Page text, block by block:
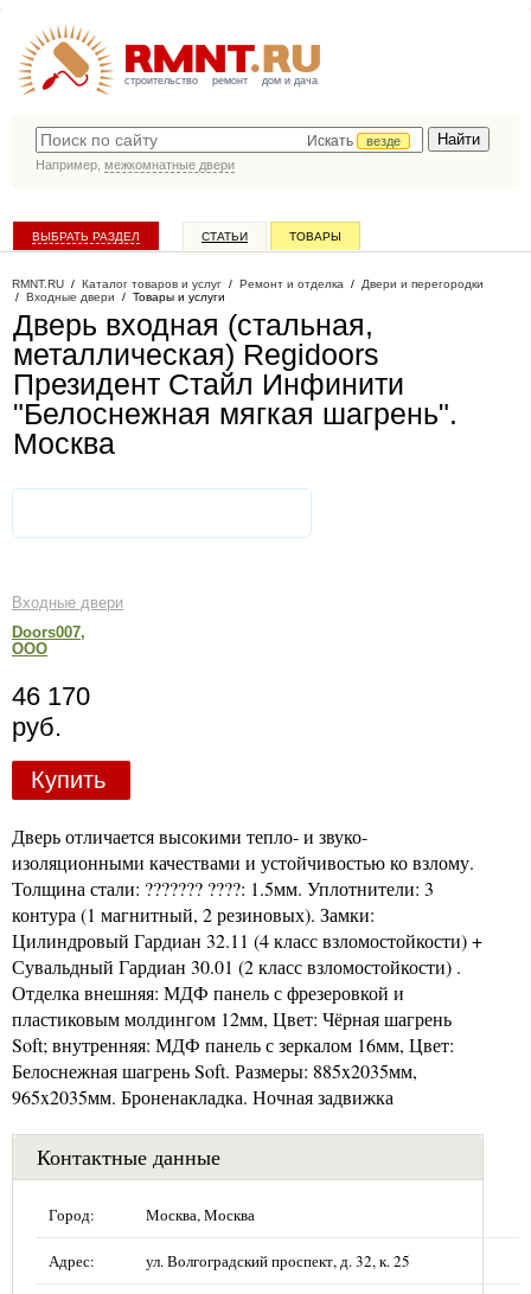
строительство ремонт дом и дача
Искать
везде
Например, межкомнатные двери
ВЫБРАТЬ РАЗДЕЛ СТАТЬИ ТОВАРЫ
RMNT.RU / Каталог товаров и услуг / Ремонт и отделка / Двери и перегородки
/ Входные двери / Товары и услуги
Дверь входная (стальная,
металлическая) Regidoors
Президент Стайл Инфинити
"Белоснежная мягкая шагрень".
Москва
Входные двери
Doors007,
ООО
46 170
руб.
Купить
Дверь отличается высокими тепло- и звуко-
изоляционными качествами и устойчивостью ко взлому.
Толщина стали: ??????? ????: 1.5мм. Уплотнители: 3
контура (1 магнитный, 2 резиновых). Замки:
Цилиндровый Гардиан 32.11 (4 класс взломостойкости) +
Сувальдный Гардиан 30.01 (2 класс взломостойкости) .
Отделка внешняя: МДФ панель с фрезеровкой и
пластиковым молдингом 12мм, Цвет: Чёрная шагрень
Soft; внутренняя: МДФ панель с зеркалом 16мм, Цвет:
Белоснежная шагрень Soft. Размеры: 885x2035мм,
965x2035мм. Броненакладка. Ночная задвижка
Контактные данные
Город: Москва, Москва
Адрес: ул. Волгоградский проспект, д. 32, к. 25